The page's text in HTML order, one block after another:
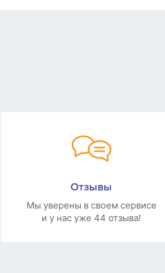
Отзывы
Мы уверены в своем сервисе
и у нас уже 44 отзыва!